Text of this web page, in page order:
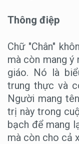
Thông điệp
Chữ "Chân"
mà còn mang ý
giáo. Nó là
trung thực và
Người mang
trị này trong
bạch để mang
mà còn cho cả